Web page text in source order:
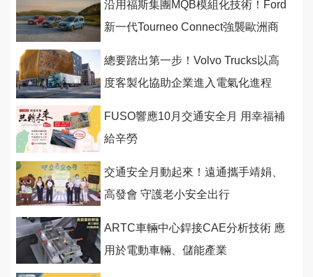
沿用福斯集團MQB模組化技術！Ford
新一代Tourneo Connect強襲歐洲商
總要踏出第一步！Volvo Trucks以高
度客製化協助企業進入電氣化進程
FUSO響應10月交通安全月 用幸福補
給辛勞
交通安全月動起來！遠通攜手靖娟、
高發會 守護老小安全出行
ARTC車輛中心銲接CAE分析技術 應
用於電動車輛、儲能產業